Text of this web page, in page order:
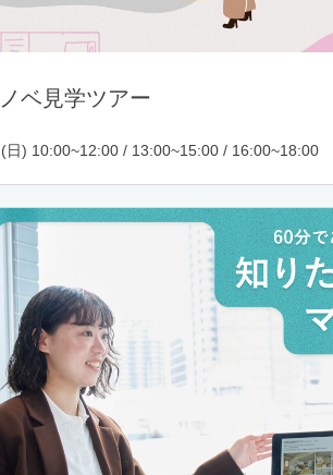
ベ見学ツアー
日) 10:00~12:00 / 13:00~15:00 / 16:00~18:00